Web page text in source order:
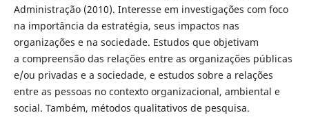
Administração (2010). Interesse em investigações com foco
na importância da estratégia, seus impactos nas
organizações e na sociedade. Estudos que objetivam
a compreensão das relações entre as organizações públicas
e/ou privadas e a sociedade, e estudos sobre a relações
entre as pessoas no contexto organizacional, ambiental e
social. Também, métodos qualitativos de pesquisa.